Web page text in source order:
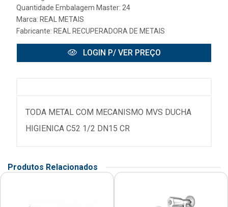
Quantidade Embalagem Master: 24
Marca: REAL METAIS
Fabricante: REAL RECUPERADORA DE METAIS
LOGIN P/ VER PREÇO
TODA METAL COM MECANISMO MVS DUCHA
HIGIENICA C52 1/2 DN15 CR
Produtos Relacionados